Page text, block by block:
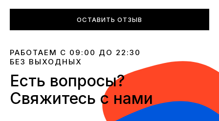
ОСТАВИТЬ ОТЗЫВ
РАБОТАЕМ С 09:00 ДО 22:30
БЕЗ ВЫХОДНЫХ
Есть вопросы?
Свяжитесь с нами